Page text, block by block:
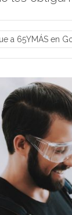
a 65YMÁS en